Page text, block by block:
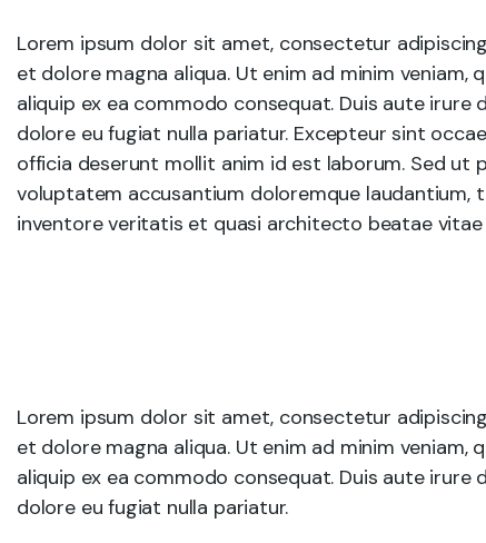
Lorem ipsum dolor sit amet, consectetur
et dolore magna aliqua. Ut enim ad minim
aliquip ex ea commodo consequat. Duis aute
dolore eu fugiat nulla pariatur. Excepteur sint
officia deserunt mollit anim id est laborum. Sed ut
voluptatem accusantium doloremque laudantium,
inventore veritatis et quasi architecto beatae
Lorem ipsum dolor sit amet, consectetur
et dolore magna aliqua. Ut enim ad minim
aliquip ex ea commodo consequat. Duis aute
dolore eu fugiat nulla pariatur.